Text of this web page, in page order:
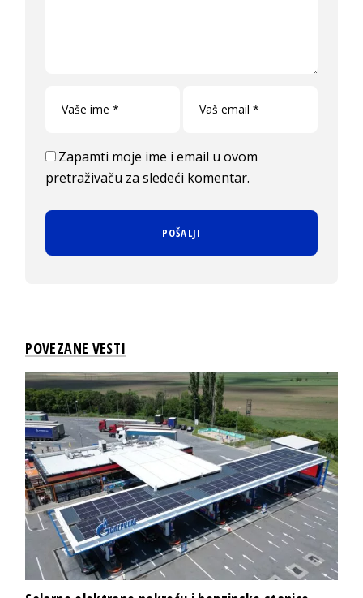
Zapamti moje ime i email u ovom
pretraživaču za sledeći komentar.
POVEZANE VESTI